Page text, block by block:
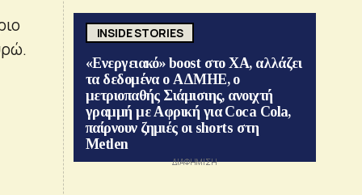
INSIDE STORIES
«Ενεργειακό» boost στο ΧΑ, αλλάζει
τα δεδομένα ο ΑΔΜΗΕ, ο
μετριοπαθής Σιάμισιης, ανοιχτή
γραμμή με Αφρική για Coca Cola,
παίρνουν ζημιές οι shorts στη
Metlen